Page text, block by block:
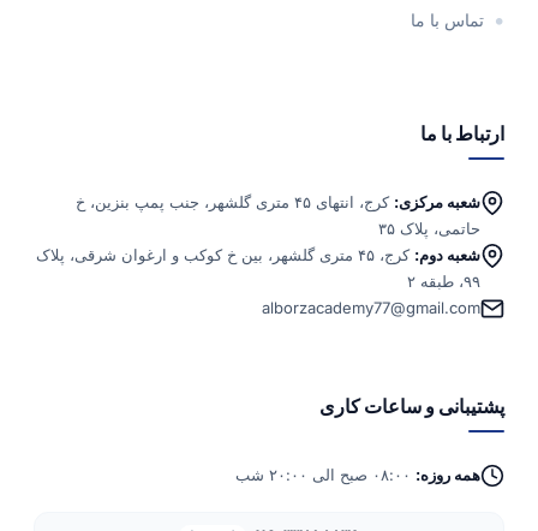
تماس با ما
ارتباط با ما
شعبه مرکزی:
کرج، انتهای ۴۵ متری گلشهر، جنب پمپ بنزین، خ
حاتمی، پلاک ۳۵
شعبه دوم:
کرج، ۴۵ متری گلشهر، بین خ کوکب و ارغوان شرقی، پلاک
۹۹، طبقه ۲
alborzacademy77@gmail.com
پشتیبانی و ساعات کاری
همه روزه: